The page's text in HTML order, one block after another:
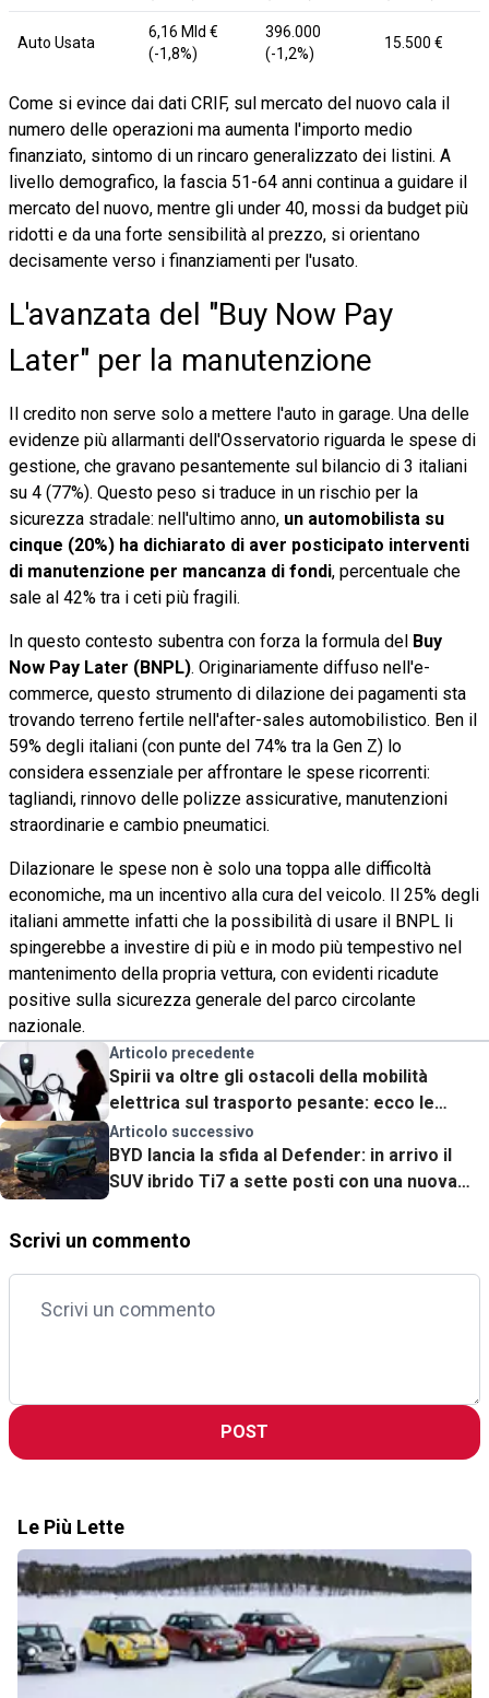
Auto Usata
6,16 Mld €
(-1,8%)
396.000
(-1,2%)
15.500 €
Come si evince dai dati CRIF, sul mercato del nuovo cala il
numero delle operazioni ma aumenta l'importo medio
finanziato, sintomo di un rincaro generalizzato dei listini. A
livello demografico, la fascia 51-64 anni continua a guidare il
mercato del nuovo, mentre gli under 40, mossi da budget più
ridotti e da una forte sensibilità al prezzo, si orientano
decisamente verso i finanziamenti per l'usato.
L'avanzata del "Buy Now Pay
Later" per la manutenzione
Il credito non serve solo a mettere l'auto in garage. Una delle
evidenze più allarmanti dell'Osservatorio riguarda le spese di
gestione, che gravano pesantemente sul bilancio di 3 italiani
su 4 (77%). Questo peso si traduce in un rischio per la
sicurezza stradale: nell'ultimo anno, un automobilista su
cinque (20%) ha dichiarato di aver posticipato interventi
di manutenzione per mancanza di fondi, percentuale che
sale al 42% tra i ceti più fragili.
In questo contesto subentra con forza la formula del Buy
Now Pay Later (BNPL). Originariamente diffuso nell'e-
commerce, questo strumento di dilazione dei pagamenti sta
trovando terreno fertile nell'after-sales automobilistico. Ben il
59% degli italiani (con punte del 74% tra la Gen Z) lo
considera essenziale per affrontare le spese ricorrenti:
tagliandi, rinnovo delle polizze assicurative, manutenzioni
straordinarie e cambio pneumatici.
Dilazionare le spese non è solo una toppa alle difficoltà
economiche, ma un incentivo alla cura del veicolo. Il 25% degli
italiani ammette infatti che la possibilità di usare il BNPL li
spingerebbe a investire di più e in modo più tempestivo nel
mantenimento della propria vettura, con evidenti ricadute
positive sulla sicurezza generale del parco circolante
nazionale.
Articolo precedente
Spirii va oltre gli ostacoli della mobilità
elettrica sul trasporto pesante: ecco le
soluzioni chiavi in mano
Articolo successivo
BYD lancia la sfida al Defender: in arrivo il
SUV ibrido Ti7 a sette posti con una nuova
Scrivi un commento
POST
Le Più Lette